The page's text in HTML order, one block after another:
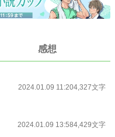
ては引っ掛けて、調教して満たさ
付く事がある。女装は趣味では無
感想
2024.01.09 11:204,327文字
2024.01.09 13:584,429文字